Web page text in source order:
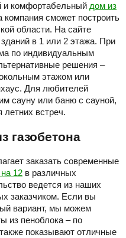
комфортабельный дом из
компания сможет построить
области. На сайте
в 1 или 2 этажа. При
по индивидуальным
решения –
этажом или
Для любителей
сауну или баню с сауной,
летних встреч.
газобетона
заказать современные
12 в различных
ведется из наших
заказчиком. Если вы
вариант, мы можем
из пеноблока – по
показывают отличные